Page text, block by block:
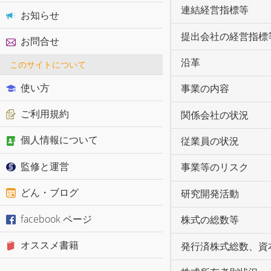
連結経営指標等
提出会社の経営指標
沿革
事業の内容
関係会社の状況
従業員の状況
事業等のリスク
研究開発活動
株式の総数等
発行済株式総数、資
お知らせ
お問合せ
このサイトについて
使い方
ご利用規約
個人情報について
監修と運営
どん・ブログ
facebook ページ
オススメ書籍